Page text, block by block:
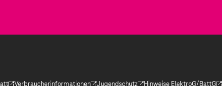
Verbraucherinformationen Jugendschutz Hinweise ElektroG/BattG